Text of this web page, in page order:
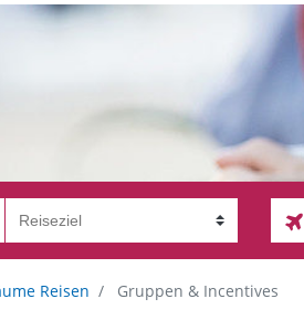
Reisen Gruppen & Incentives